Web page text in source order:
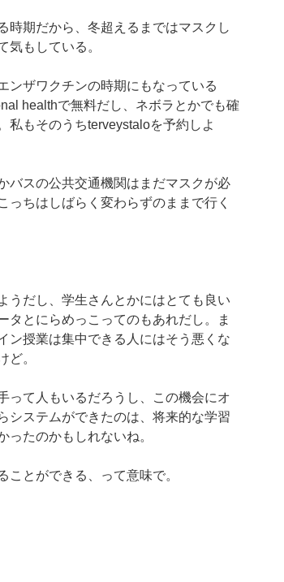
時期だから、冬超えるまではマスクし
気もしている。
ンザワクチンの時期にもなっている
healthで無料だし、ネボラとかでも確
私もそのうちterveystaloを予約しよ
バスの公共交通機関はまだマスクが必
っちはしばらく変わらずのままで行く
うだし、学生さんとかにはとても良い
タとにらめっこってのもあれだし。ま
ン授業は集中できる人にはそう悪くな
ど。
って人もいるだろうし、この機会にオ
システムができたのは、将来的な学習
ったのかもしれないね。
とができる、って意味で。